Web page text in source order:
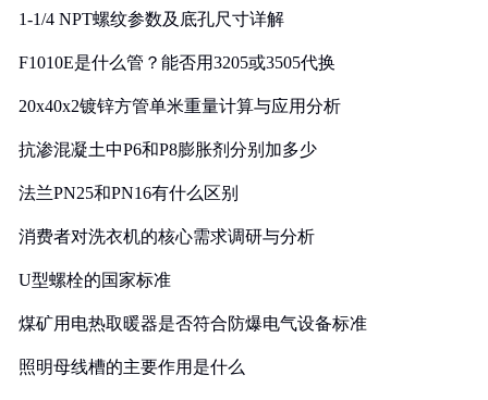
1-1/4 NPT螺纹参数及底孔尺寸详解
F1010E是什么管？能否用3205或3505代换
20x40x2镀锌方管单米重量计算与应用分析
抗渗混凝土中P6和P8膨胀剂分别加多少
法兰PN25和PN16有什么区别
消费者对洗衣机的核心需求调研与分析
U型螺栓的国家标准
煤矿用电热取暖器是否符合防爆电气设备标准
照明母线槽的主要作用是什么